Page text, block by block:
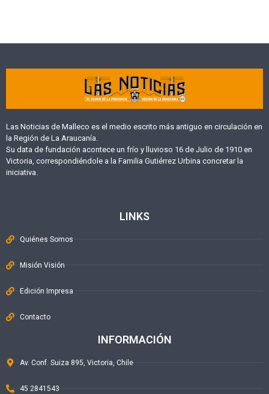
Las Noticias de Malleco es el medio escrito más antiguo en circulación en
la Región de La Araucanía.
Su data de fundación acontece un frío y lluvioso 16 de Julio de 1910 en
Victoria, correspondiéndole a la Familia Gutiérrez Urbina concretar la
iniciativa.
LINKS
Quiénes Somos
Misión Visión
Edición Impresa
Contacto
INFORMACIÓN
Av. Conf. Suiza 895, Victoria, Chile
45 2841543